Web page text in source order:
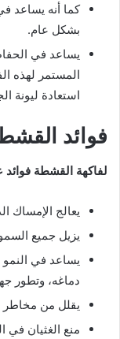
كما أنه يساعد
بشكل عام.
يساعد في
المستمر لهذه
استعادة ليونة
فوائد
لفاكهة القشطة
يعالج الإمساك
يزيل جميع
يساعد في
دماغه، وتطور
يقلل من مخاطر
منع الغثيان في